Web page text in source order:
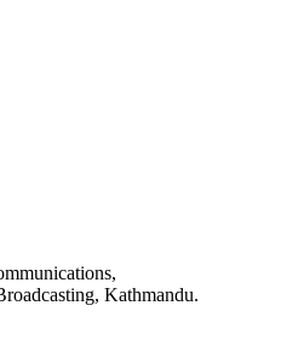
Kathmandu.